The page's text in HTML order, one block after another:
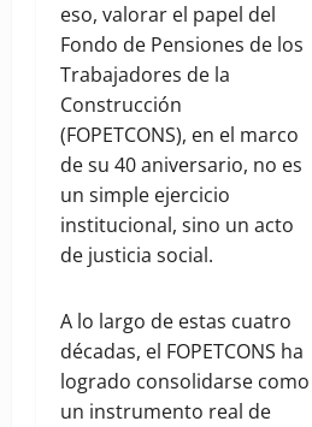
eso, valorar el papel del
Fondo de Pensiones de los
Trabajadores de la
Construcción
(FOPETCONS), en el marco
de su 40 aniversario, no es
un simple ejercicio
institucional, sino un acto
de justicia social.
A lo largo de estas cuatro
décadas, el FOPETCONS ha
logrado consolidarse como
un instrumento real de